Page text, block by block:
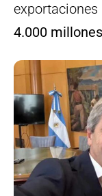
4.000 millones